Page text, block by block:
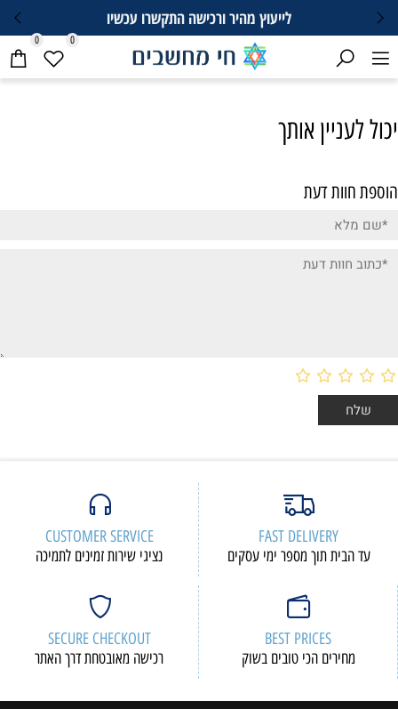
לייעוץ מהיר ורכישה התקשרו עכשיו
0 0
יכול לעניין אותך
הוספת חוות דעת
FAST DELIVERY
עד הבית תוך מספר ימי עסקים
CUSTOMER SERVICE
נציגי שירות זמינים לתמיכה
BEST PRICES
מחירים הכי טובים בשוק
SECURE CHECKOUT
רכישה מאובטחת דרך האתר